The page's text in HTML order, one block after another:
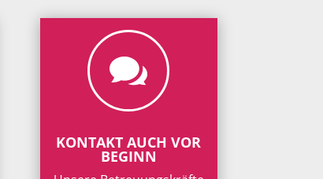

KONTAKT AUCH VOR
BEGINN